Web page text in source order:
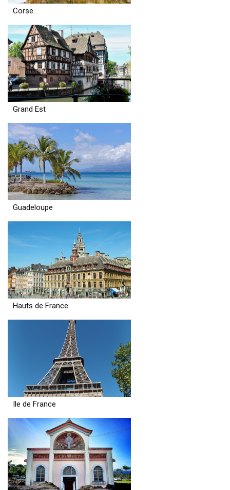
Corse
Grand Est
Guadeloupe
Hauts de France
Ile de France